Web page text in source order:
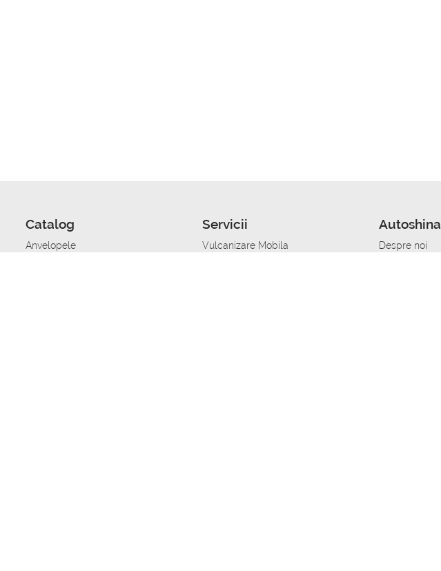
Catalog
Anvelopele
Servicii
Vulcanizare Mobila
Autoshina
Despre noi